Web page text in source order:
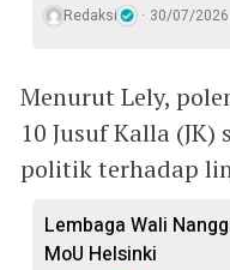
Redaksi 30/07/2026
Menurut Lely,
10 Jusuf Kalla
politik terhadap
Lembaga Wali
MoU Helsinki